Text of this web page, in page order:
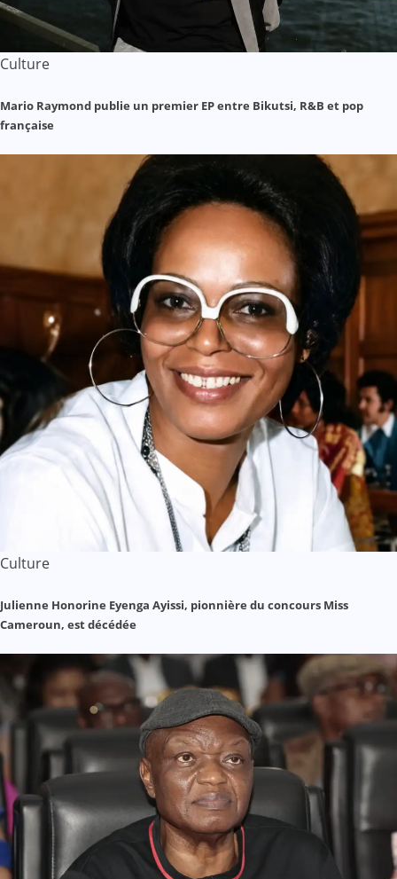
Culture
Mario Raymond publie un premier EP entre Bikutsi, R&B et pop
française
Culture
Julienne Honorine Eyenga Ayissi, pionnière du concours Miss
Cameroun, est décédée